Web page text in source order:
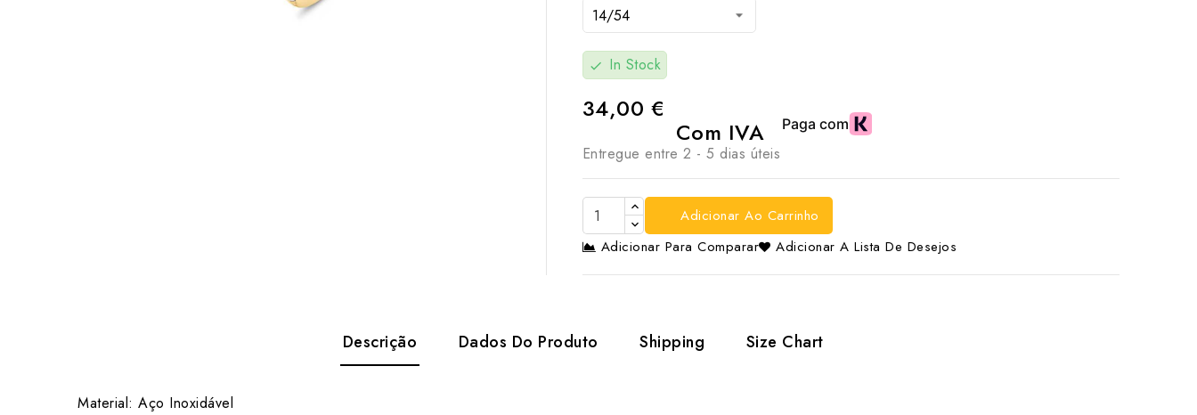
check In Stock
34,00 €
Com IVA
Entregue entre 2 - 5 dias úteis
Adicionar Ao Carrinho
Adicionar Para Comparar
Adicionar A Lista De Desejos
Descrição Dados Do Produto Shipping Size Chart
Material: Aço Inoxidável